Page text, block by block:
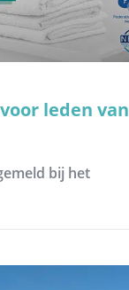
leden van
bij het